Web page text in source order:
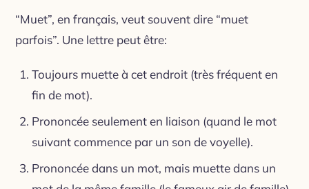
“Muet”, en français, veut souvent dire “muet
parfois”. Une lettre peut être:
Toujours muette à cet endroit (très fréquent en
fin de mot).
Prononcée seulement en liaison (quand le mot
suivant commence par un son de voyelle).
Prononcée dans un mot, mais muette dans un